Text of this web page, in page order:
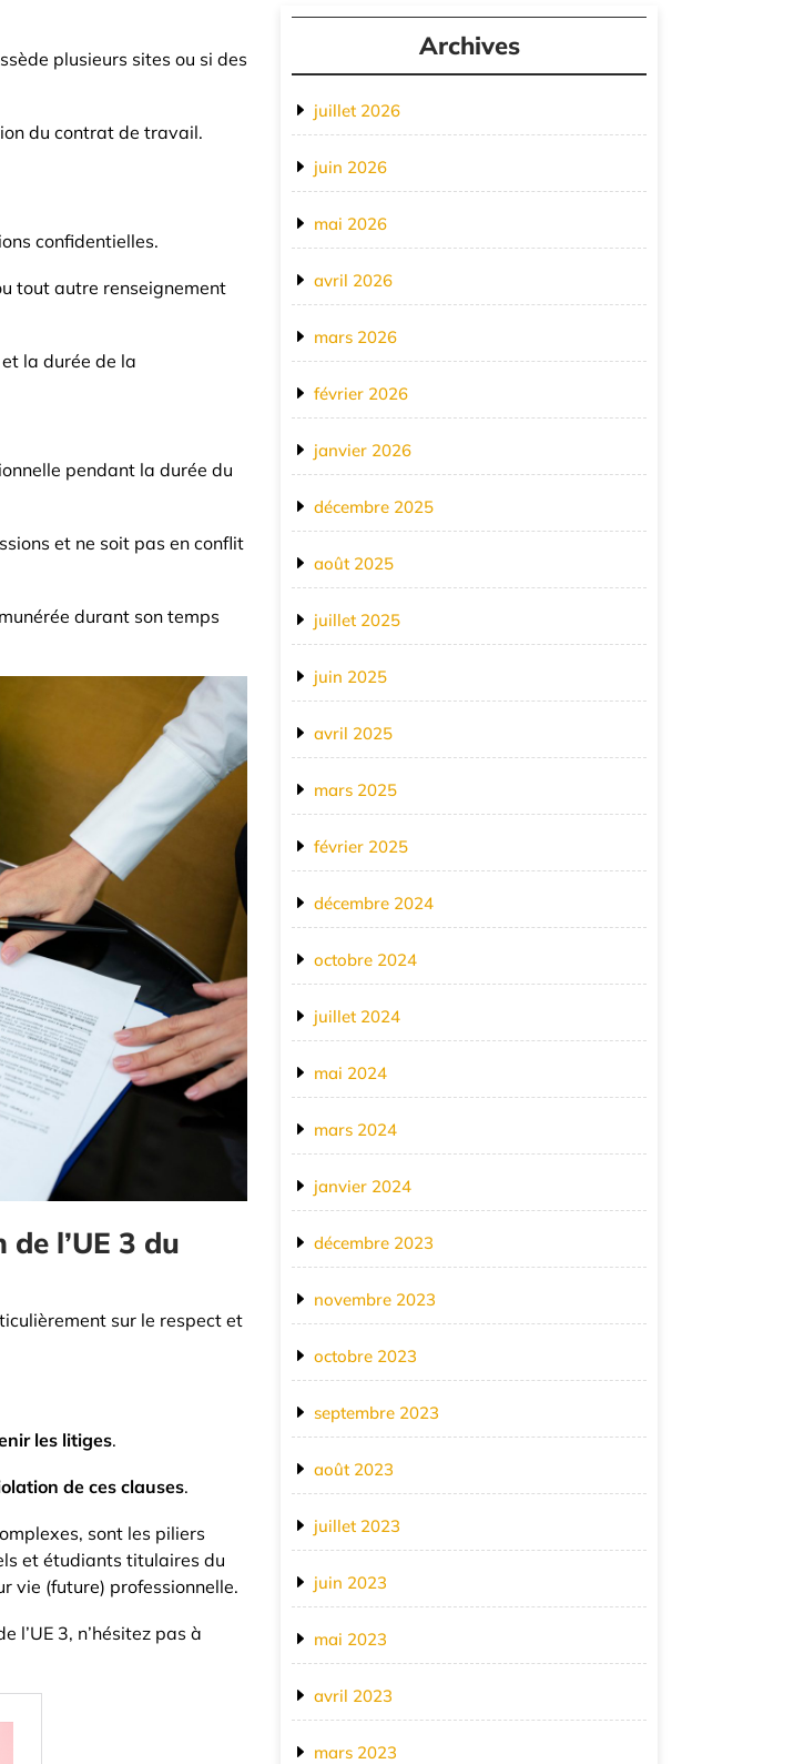
plusieurs sites ou si des
du contrat de travail.
confidentielles.
tout autre renseignement
la durée de la
pendant la durée du
et ne soit pas en conflit
durant son temps
l’UE 3 du
sur le respect et
les litiges.
de ces clauses.
sont les piliers
et étudiants titulaires du
vie (future) professionnelle.
l’UE 3, n’hésitez pas à
Archives
juillet 2026
juin 2026
mai 2026
avril 2026
mars 2026
février 2026
janvier 2026
décembre 2025
août 2025
juillet 2025
juin 2025
avril 2025
mars 2025
février 2025
décembre 2024
octobre 2024
juillet 2024
mai 2024
mars 2024
janvier 2024
décembre 2023
novembre 2023
octobre 2023
septembre 2023
août 2023
juillet 2023
juin 2023
mai 2023
avril 2023
mars 2023